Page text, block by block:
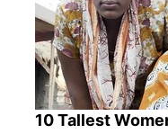
10 Tallest